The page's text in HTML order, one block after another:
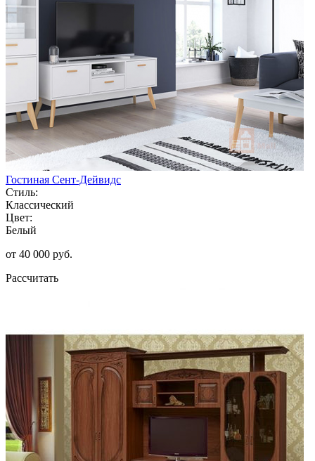
Гостиная Сент-Дейвидс
Стиль:
Классический
Цвет:
Белый
от 40 000 руб.
Рассчитать